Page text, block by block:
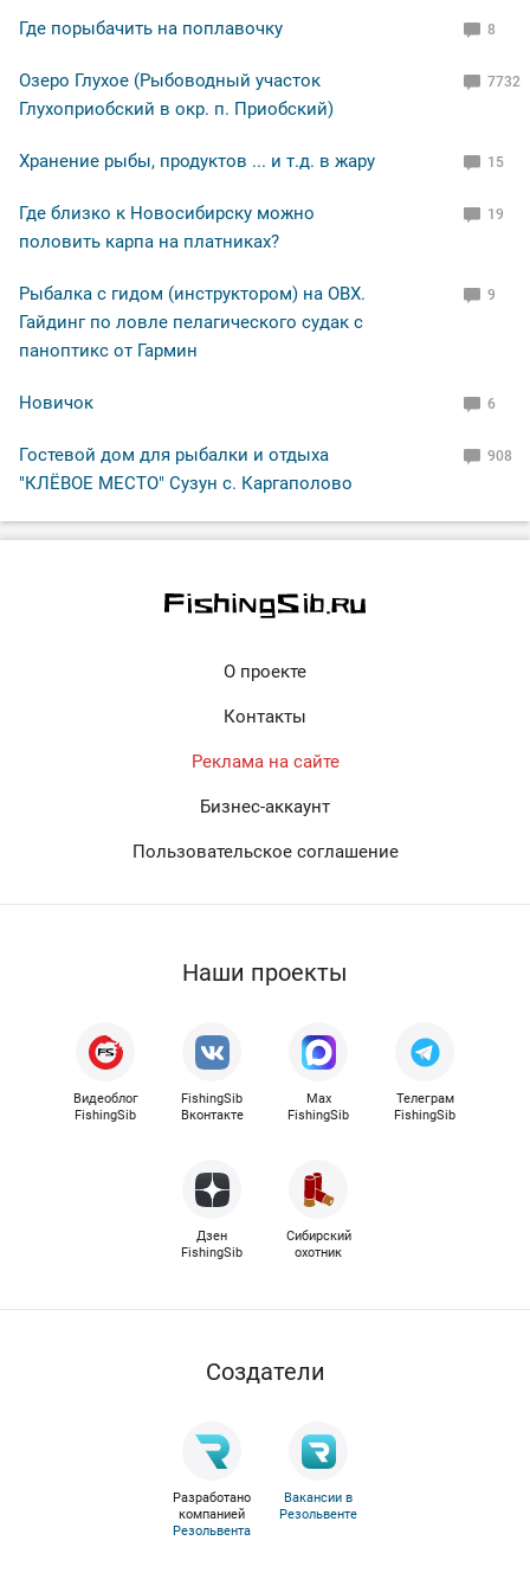
Где порыбачить на поплавочку 8
Озеро Глухое (Рыбоводный участок
Глухоприобский в окр. п. Приобский)
7732
Хранение рыбы, продуктов ... и т.д. в жару 15
Где близко к Новосибирску можно
половить карпа на платниках?
19
Рыбалка с гидом (инструктором) на ОВХ.
Гайдинг по ловле пелагического судак с
паноптикс от Гармин
9
Новичок 6
Гостевой дом для рыбалки и отдыха
"КЛЁВОЕ МЕСТО" Сузун с. Каргаполово
908
О проекте
Контакты
Реклама на сайте
Бизнес-аккаунт
Пользовательское соглашение
Наши проекты
Видеоблог
FishingSib
FishingSib
Вконтакте
Max
FishingSib
Телеграм
FishingSib
Дзен
FishingSib
Сибирский
охотник
Cоздатели
Разработано
компанией
Резольвента
Вакансии в
Резольвенте